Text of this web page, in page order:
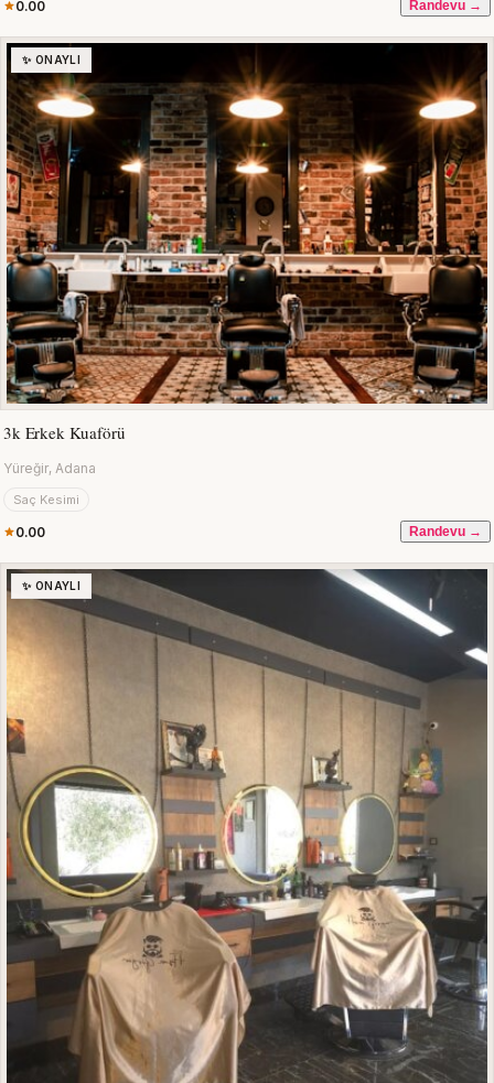
0.00 Randevu →
✨ ONAYLI
3k Erkek Kuaförü
Yüreğir, Adana
Saç Kesimi
0.00 Randevu →
✨ ONAYLI